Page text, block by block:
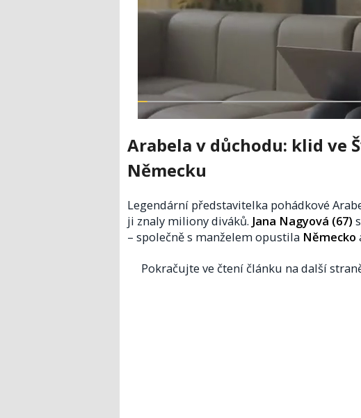
Arabela v důchodu: klid ve
Německu
Legendární představitelka pohádkové
ji znaly miliony diváků. Jana Nagyová (67)
– společně s manželem opustila Německo
Pokračujte ve čtení článku na další